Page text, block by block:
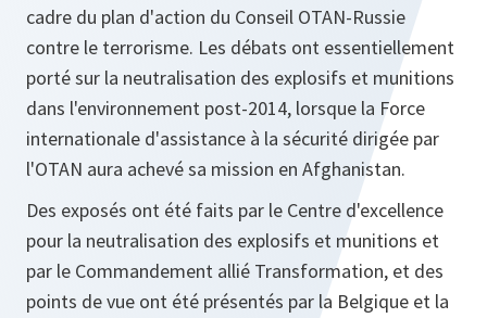
cadre du plan d'action du Conseil OTAN-Russie
contre le terrorisme. Les débats ont essentiellement
porté sur la neutralisation des explosifs et munitions
dans l'environnement post‑2014, lorsque la Force
internationale d'assistance à la sécurité dirigée par
l'OTAN aura achevé sa mission en Afghanistan.
Des exposés ont été faits par le Centre d'excellence
pour la neutralisation des explosifs et munitions et
par le Commandement allié Transformation, et des
points de vue ont été présentés par la Belgique et la